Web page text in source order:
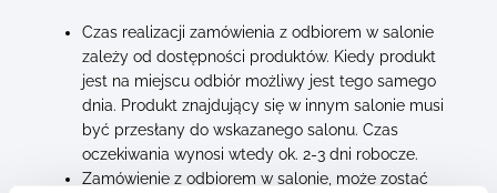
Czas realizacji zamówienia z odbiorem w salonie
zależy od dostępności produktów. Kiedy produkt
jest na miejscu odbiór możliwy jest tego samego
dnia. Produkt znajdujący się w innym salonie musi
być przesłany do wskazanego salonu. Czas
oczekiwania wynosi wtedy ok. 2-3 dni robocze.
Zamówienie z odbiorem w salonie, może zostać